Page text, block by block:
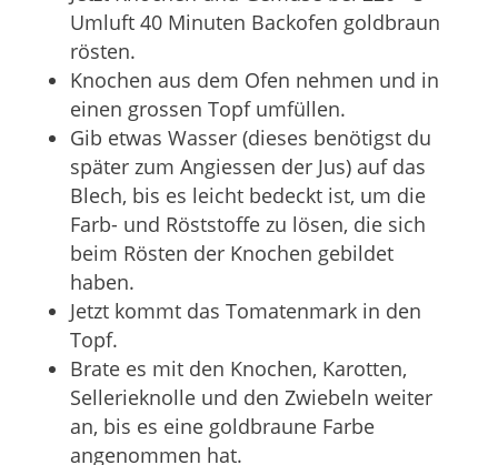
Umluft 40 Minuten Backofen goldbraun
rösten.
Knochen aus dem Ofen nehmen und in
einen grossen Topf umfüllen.
Gib etwas Wasser (dieses benötigst du
später zum Angiessen der Jus) auf das
Blech, bis es leicht bedeckt ist, um die
Farb- und Röststoffe zu lösen, die sich
beim Rösten der Knochen gebildet
haben.
Jetzt kommt das Tomatenmark in den
Topf.
Brate es mit den Knochen, Karotten,
Sellerieknolle und den Zwiebeln weiter
an, bis es eine goldbraune Farbe
angenommen hat.